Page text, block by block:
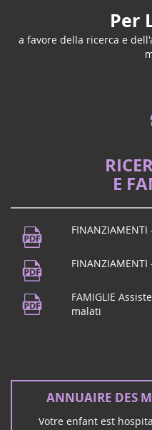
Per
a favore della ricerca e
E
FAMIGLIE
malati
ANNUAIRE DES
Votre enfant est